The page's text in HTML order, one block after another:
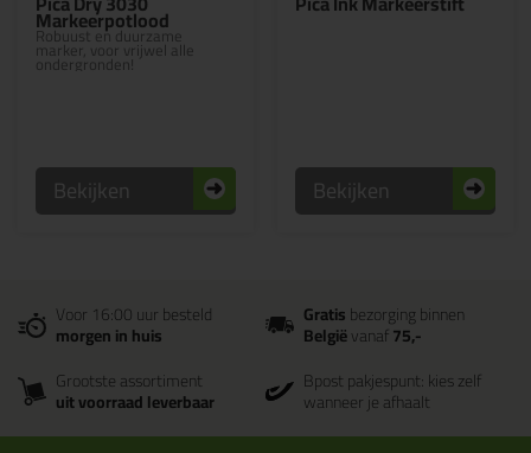
Markeerpotlood
Robuust en duurzame
marker, voor vrijwel alle
ondergronden!
Bekijken Bekijken
Voor 16:00 uur besteld
morgen in huis
Gratisbezorging binnen
Belgiëvanaf75,-
Grootste assortiment
uit voorraad leverbaar
Bpost pakjespunt: kies zelf
wanneer je afhaalt